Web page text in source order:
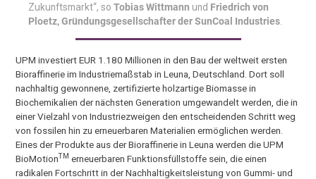
Zukunftsmarkt“, soTobias Wittmann und Friedrich von
Ploetz, Gründungsgesellschafter der SunCoal Industries.
UPM investiert EUR 1.180 Millionen in den Bau der weltweit ersten
Bioraffinerie im Industriemaßstab in Leuna, Deutschland. Dort soll
nachhaltig gewonnene, zertifizierte holzartige Biomasse in
Biochemikalien der nächsten Generation umgewandelt werden, die in
einer Vielzahl von Industriezweigen den entscheidenden Schritt weg
von fossilen hin zu erneuerbaren Materialien ermöglichen werden.
Eines der Produkte aus der Bioraffinerie in Leuna werden die UPM
BioMotionTM erneuerbaren Funktionsfüllstoffe sein, die einen
radikalen Fortschritt in der Nachhaltigkeitsleistung von Gummi- und